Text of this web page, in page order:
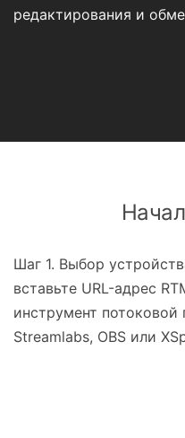
редактирования и
Шаг 1. Выбор
вставьте URL-адрес
инструмент
Streamlabs, OBS или